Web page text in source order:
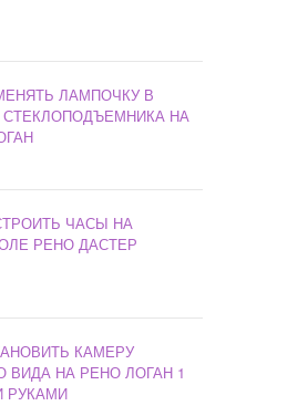
ЛАМПОЧКУ В
СТЕКЛОПОДЪЕМНИКА НА
ЧАСЫ НА
РЕНО ДАСТЕР
КАМЕРУ
ВИДА НА РЕНО ЛОГАН 1
РУКАМИ